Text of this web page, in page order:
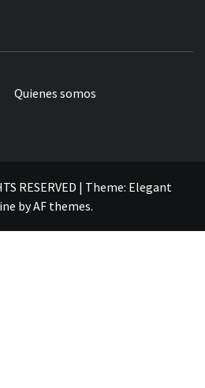
Quienes somos
RESERVED | Theme: Elegant
byAF themes.